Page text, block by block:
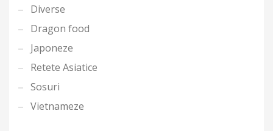
Diverse
Dragon food
Japoneze
Retete Asiatice
Sosuri
Vietnameze